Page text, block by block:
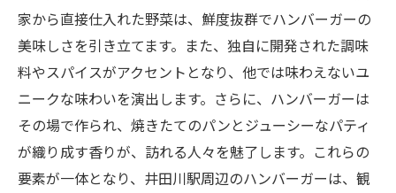
家から直接仕入れた野菜は、鮮度抜群でハンバーガーの
美味しさを引き立てます。また、独自に開発された調味
料やスパイスがアクセントとなり、他では味わえないユ
ニークな味わいを演出します。さらに、ハンバーガーは
その場で作られ、焼きたてのパンとジューシーなパティ
が織り成す香りが、訪れる人々を魅了します。これらの
要素が一体となり、井田川駅周辺のハンバーガーは、観